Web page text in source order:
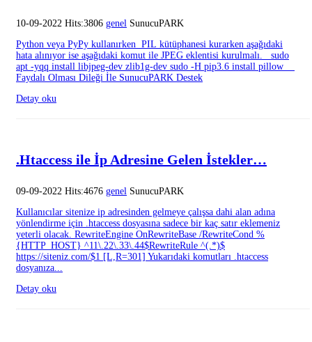
10-09-2022 Hits:3806 genel SunucuPARK
Python veya PyPy kullanırken PIL kütüphanesi kurarken aşağıdaki
hata alınıyor ise aşağıdaki komut ile JPEG eklentisi kurulmalı. sudo
apt -yqq install libjpeg-dev zlib1g-dev sudo -H pip3.6 install pillow
Faydalı Olması Dileği İle SunucuPARK Destek
Detay oku
.Htaccess ile İp Adresine Gelen İstekler…
09-09-2022 Hits:4676 genel SunucuPARK
Kullanıcılar sitenize ip adresinden gelmeye çalışsa dahi alan adına
yönlendirme için .htaccess dosyasına sadece bir kaç satır eklemeniz
yeterli olacak. RewriteEngine OnRewriteBase /RewriteCond %
{HTTP_HOST} ^11\.22\.33\.44$RewriteRule ^(.*)$
https://siteniz.com/$1 [L,R=301] Yukarıdaki komutları .htaccess
dosyanıza...
Detay oku